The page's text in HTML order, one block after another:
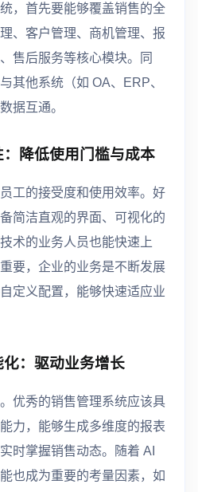
，首先要能够覆盖销售的全
、客户管理、商机管理、报
售后服务等核心模块。同
其他系统（如 OA、ERP、
据互通。
降低使用门槛与成本
工的接受度和使用效率。好
简洁直观的界面、可视化的
术的业务人员也能快速上
要，企业的业务是不断发展
定义配置，能够快速适应业
：驱动业务增长
优秀的销售管理系统应该具
力，能够生成多维度的报表
时掌握销售动态。随着 AI
也成为重要的考量因素，如